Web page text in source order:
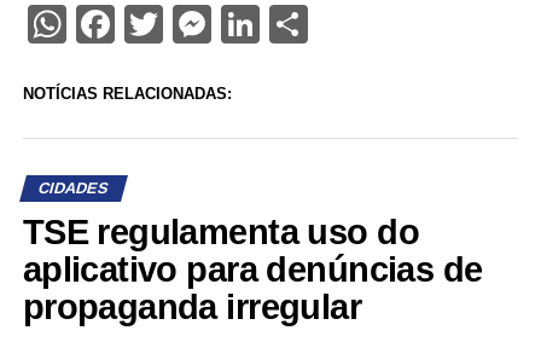
WhatsApp
Facebook
Twitter
Messenger
LinkedIn
Share
NOTÍCIAS RELACIONADAS:
CIDADES
TSE regulamenta uso do
aplicativo para denúncias de
propaganda irregular